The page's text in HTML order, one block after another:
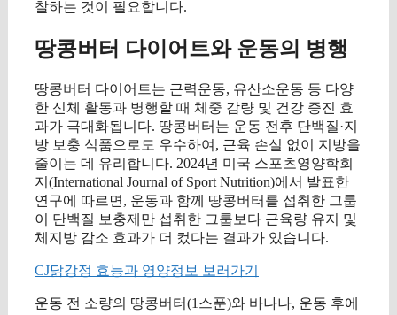
찰하는 것이 필요합니다.
땅콩버터 다이어트와 운동의 병행
땅콩버터 다이어트는 근력운동, 유산소운동 등 다양
한 신체 활동과 병행할 때 체중 감량 및 건강 증진 효
과가 극대화됩니다. 땅콩버터는 운동 전후 단백질·지
방 보충 식품으로도 우수하여, 근육 손실 없이 지방을
줄이는 데 유리합니다. 2024년 미국 스포츠영양학회
지(International Journal of Sport Nutrition)에서 발표한
연구에 따르면, 운동과 함께 땅콩버터를 섭취한 그룹
이 단백질 보충제만 섭취한 그룹보다 근육량 유지 및
체지방 감소 효과가 더 컸다는 결과가 있습니다.
CJ닭강정 효능과 영양정보 보러가기
운동 전 소량의 땅콩버터(1스푼)와 바나나, 운동 후에